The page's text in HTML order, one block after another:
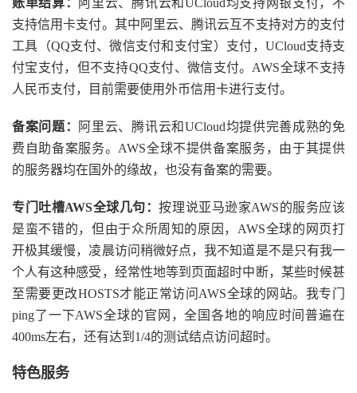
账单结算：
阿里云、腾讯云和UCloud均支持网银支付，不
支持信用卡支付。其中阿里云、腾讯云互不支持对方的支付
工具（QQ支付、微信支付和支付宝）支付，UCloud支持支
付宝支付，但不支持QQ支付、微信支付。AWS全球不支持
人民币支付，目前需要使用外币信用卡进行支付。
备案问题：
阿里云、腾讯云和UCloud均提供完善成熟的免
费自助备案服务。AWS全球不提供备案服务，由于其提供
的服务器均在国外的缘故，也没有备案的需要。
专门吐槽AWS全球几句：按理说亚马逊家AWS的服务应该
是蛮不错的，但由于众所周知的原因，AWS全球的网页打
开极其缓慢，凌晨访问稍微好点，我不知道是不是只有我一
个人有这种感受，经常性地等到页面超时中断，某些时候甚
至需要更改HOSTS才能正常访问AWS全球的网站。我专门
ping了一下AWS全球的官网，全国各地的响应时间普遍在
400ms左右，还有达到1/4的测试结点访问超时。
特色服务